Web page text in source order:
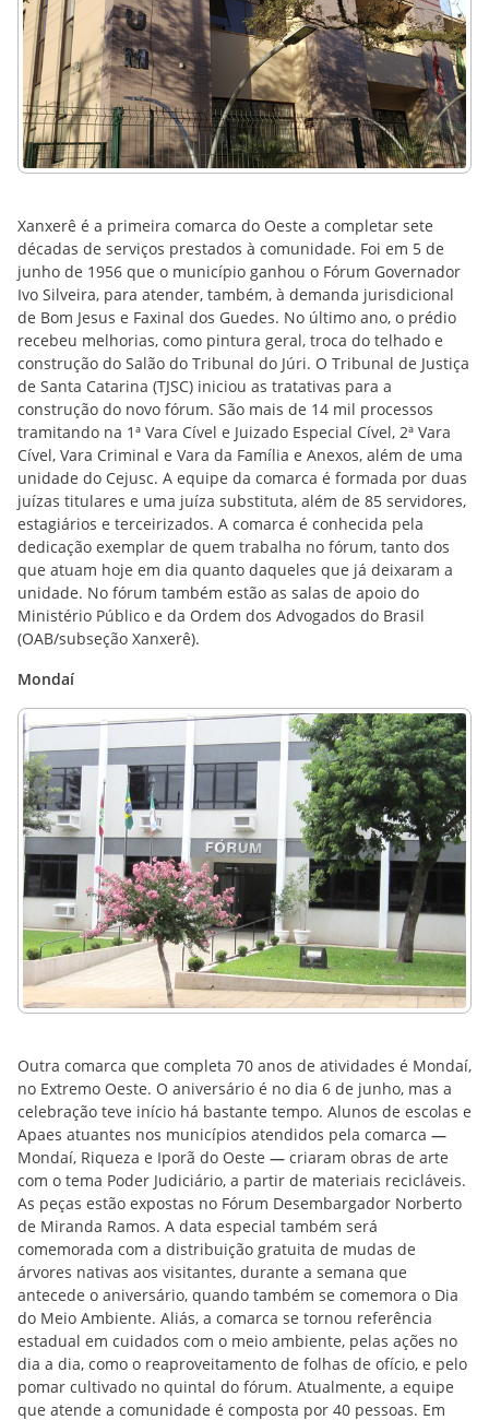
Xanxerê é a primeira comarca do Oeste a completar sete
décadas de serviços prestados à comunidade. Foi em 5 de
junho de 1956 que o município ganhou o Fórum Governador
Ivo Silveira, para atender, também, à demanda jurisdicional
de Bom Jesus e Faxinal dos Guedes. No último ano, o prédio
recebeu melhorias, como pintura geral, troca do telhado e
construção do Salão do Tribunal do Júri. O Tribunal de Justiça
de Santa Catarina (TJSC) iniciou as tratativas para a
construção do novo fórum. São mais de 14 mil processos
tramitando na 1ª Vara Cível e Juizado Especial Cível, 2ª Vara
Cível, Vara Criminal e Vara da Família e Anexos, além de uma
unidade do Cejusc. A equipe da comarca é formada por duas
juízas titulares e uma juíza substituta, além de 85 servidores,
estagiários e terceirizados. A comarca é conhecida pela
dedicação exemplar de quem trabalha no fórum, tanto dos
que atuam hoje em dia quanto daqueles que já deixaram a
unidade. No fórum também estão as salas de apoio do
Ministério Público e da Ordem dos Advogados do Brasil
(OAB/subseção Xanxerê).
Mondaí
Outra comarca que completa 70 anos de atividades é Mondaí,
no Extremo Oeste. O aniversário é no dia 6 de junho, mas a
celebração teve início há bastante tempo. Alunos de escolas e
Apaes atuantes nos municípios atendidos pela comarca —
Mondaí, Riqueza e Iporã do Oeste — criaram obras de arte
com o tema Poder Judiciário, a partir de materiais recicláveis.
As peças estão expostas no Fórum Desembargador Norberto
de Miranda Ramos. A data especial também será
comemorada com a distribuição gratuita de mudas de
árvores nativas aos visitantes, durante a semana que
antecede o aniversário, quando também se comemora o Dia
do Meio Ambiente. Aliás, a comarca se tornou referência
estadual em cuidados com o meio ambiente, pelas ações no
dia a dia, como o reaproveitamento de folhas de ofício, e pelo
pomar cultivado no quintal do fórum. Atualmente, a equipe
que atende a comunidade é composta por 40 pessoas. Em